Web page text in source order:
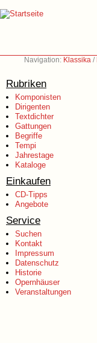
Navigation: Klassika /
Rubriken
Komponisten
Dirigenten
Textdichter
Gattungen
Begriffe
Tempi
Jahrestage
Kataloge
Einkaufen
CD-Tipps
Angebote
Service
Suchen
Kontakt
Impressum
Datenschutz
Historie
Opernhäuser
Veranstaltungen